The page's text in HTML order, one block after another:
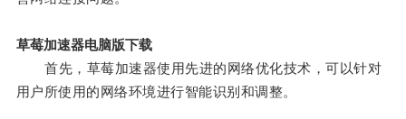
草莓加速器电脑版下载
首先，草莓加速器使用先进的网络优化技术，可以针对
用户所使用的网络环境进行智能识别和调整。